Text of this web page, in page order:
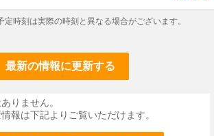
時刻は実際の時刻と異なる場合がございます。
最新の情報に更新する
りません。
報は下記よりご覧いただけます。